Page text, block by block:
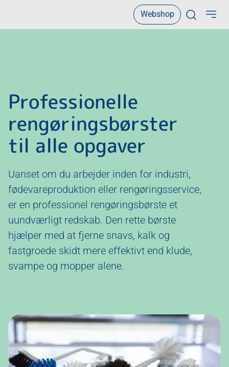
Webshop
Professionelle
rengøringsbørster
til alle opgaver
Uanset om du arbejder inden for industri,
fødevareproduktion eller rengøringsservice,
er en professionel rengøringsbørste et
uundværligt redskab. Den rette børste
hjælper med at fjerne snavs, kalk og
fastgroede skidt mere effektivt end klude,
svampe og mopper alene.